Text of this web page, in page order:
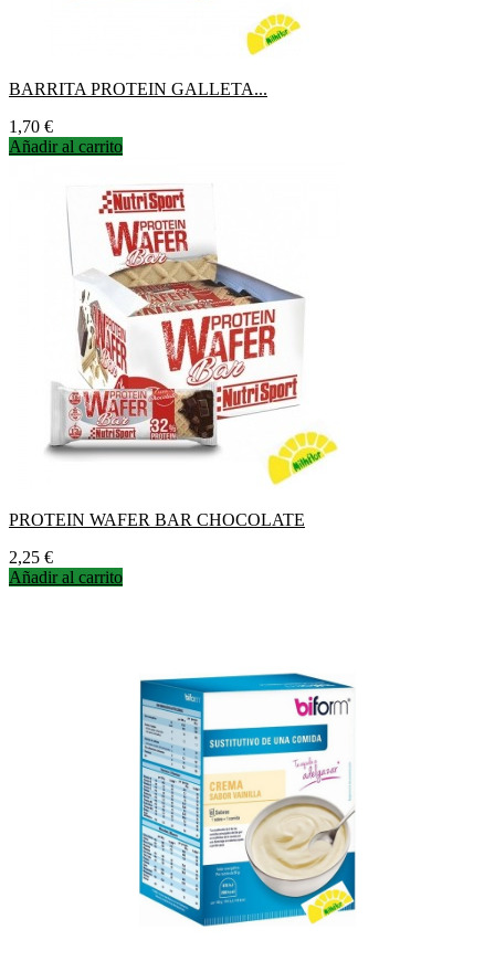
BARRITA PROTEIN GALLETA...
Precio
1,70 €
Añadir al carrito
PROTEIN WAFER BAR CHOCOLATE
Precio
2,25 €
Añadir al carrito